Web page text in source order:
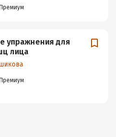
Премиум
упражнения для
лица
Премиум